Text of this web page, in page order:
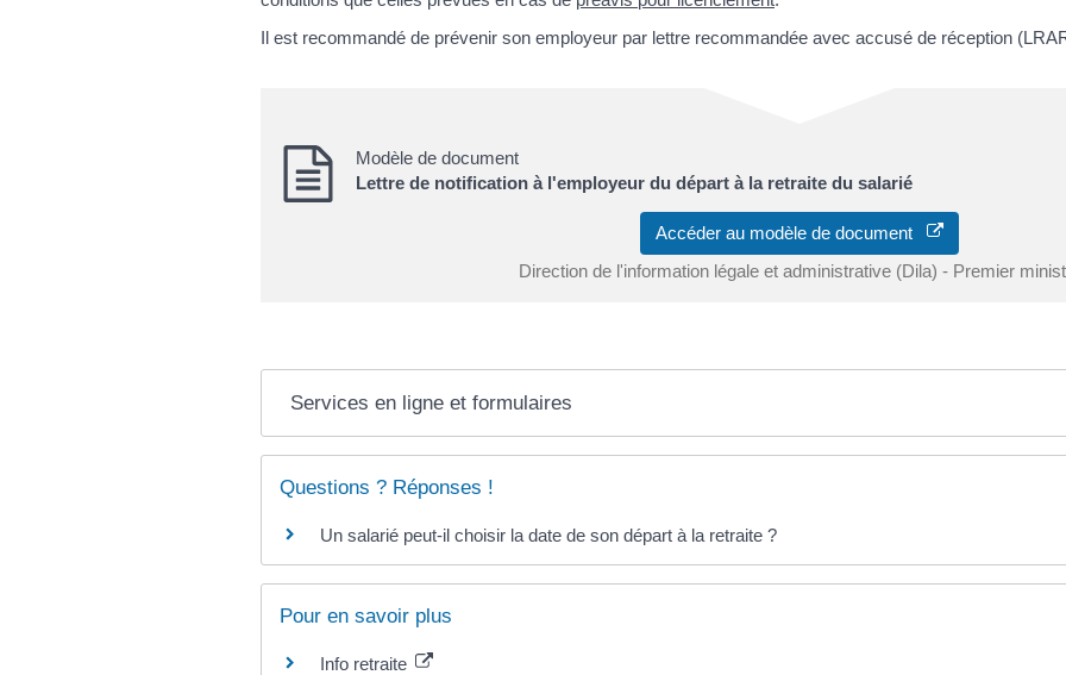
Il est recommandé de prévenir son employeur par lettre recommandée avec accusé de réception
Modèle de document
Lettre de notification à l'employeur du départ à la retraite du salarié
Accéder au modèle de document
Direction de l'information légale et administrative (Dila) - Premier
Services en ligne et formulaires
Questions ? Réponses !
Un salarié peut-il choisir la date de son départ à la retraite ?
Pour en savoir plus
Info retraite